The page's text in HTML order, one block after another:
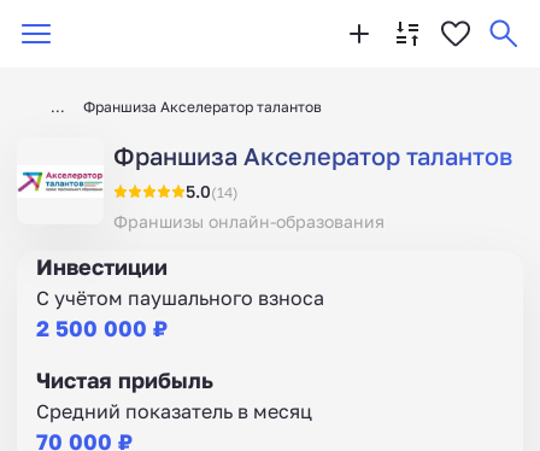
Франшиза Акселератор талантов
Франшиза Акселератор талантов
5.0(14)
Франшизы онлайн-образования
Инвестиции
С учётом паушального взноса
2 500 000 ₽
Чистая прибыль
Средний показатель в месяц
70 000 ₽